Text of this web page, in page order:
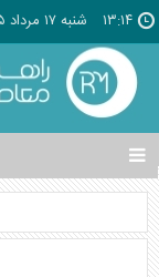
۱۳:۱۴ شنبه ۱۷ مرداد ۱۴۰۵
تغییر
وضعیت
منوی
ها